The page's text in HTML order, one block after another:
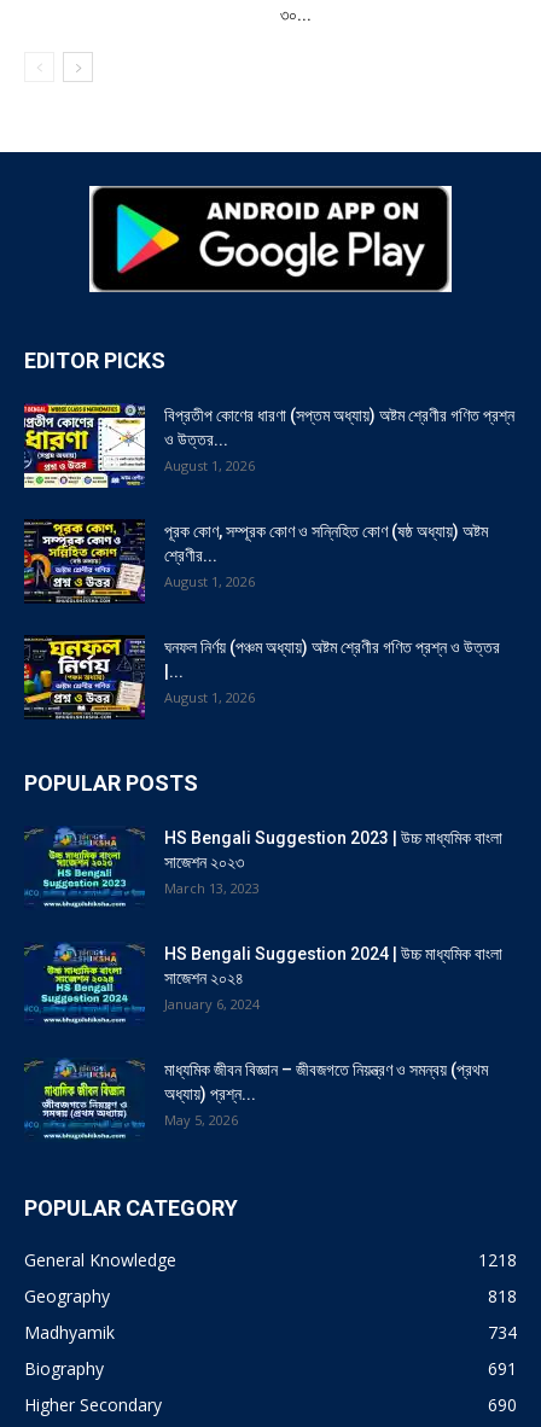
৩০...
EDITOR PICKS
বিপ্রতীপ কোণের ধারণা (সপ্তম অধ্যায়) অষ্টম শ্রেণীর গণিত প্রশ্ন
ও উত্তর...
August 1, 2026
পূরক কোণ, সম্পূরক কোণ ও সন্নিহিত কোণ (ষষ্ঠ অধ্যায়) অষ্টম
শ্রেণীর...
August 1, 2026
ঘনফল নির্ণয় (পঞ্চম অধ্যায়) অষ্টম শ্রেণীর গণিত প্রশ্ন ও উত্তর
|...
August 1, 2026
POPULAR POSTS
HS Bengali Suggestion 2023 | উচ্চ মাধ্যমিক বাংলা
সাজেশন ২০২৩
March 13, 2023
HS Bengali Suggestion 2024 | উচ্চ মাধ্যমিক বাংলা
সাজেশন ২০২৪
January 6, 2024
মাধ্যমিক জীবন বিজ্ঞান – জীবজগতে নিয়ন্ত্রণ ও সমন্বয় (প্রথম
অধ্যায়) প্রশ্ন...
May 5, 2026
POPULAR CATEGORY
General Knowledge
1218
Geography
818
Madhyamik
734
Biography
691
Higher Secondary
690